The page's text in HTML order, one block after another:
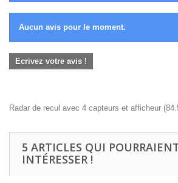
Aucun avis pour le moment.
Ecrivez votre avis !
Radar de recul avec 4 capteurs et afficheur (
5 ARTICLES QUI
INTÉRESSER !